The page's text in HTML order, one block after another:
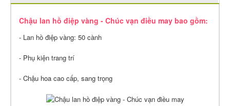
Chậu lan hồ điệp vàng - Chúc vạn điều may bao gồm:
- Lan hồ điệp vàng: 50 cành
- Phụ kiện trang trí
- Chậu hoa cao cấp, sang trọng